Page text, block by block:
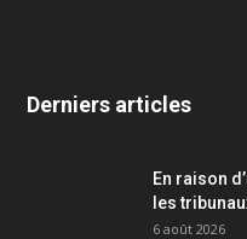
Derniers articles
En raison
les
6 août 2026